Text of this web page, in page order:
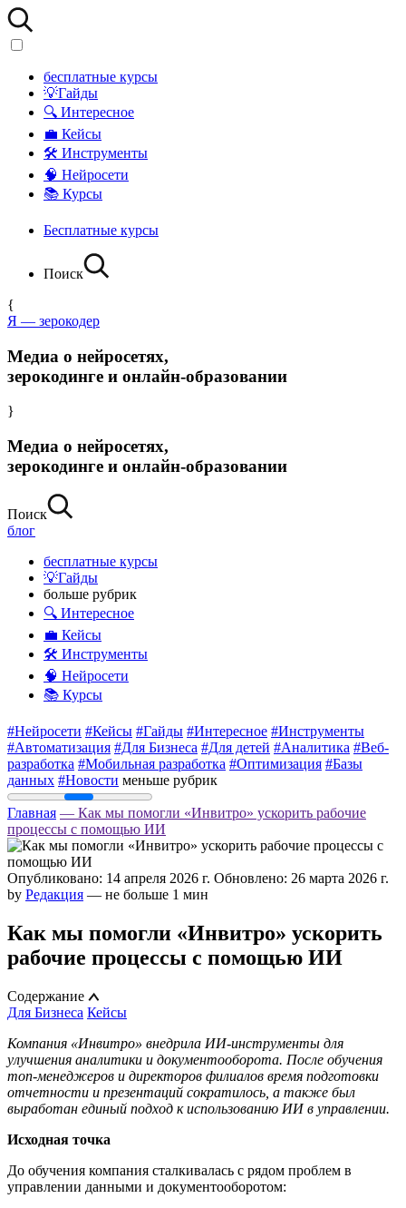
бесплатные курсы
💡Гайды
🔍 Интересное
💼 Кейсы
🛠 Инструменты
🧠 Нейросети
📚 Курсы
Бесплатные курсы
Поиск
{
Я — зерокодер
Медиа о нейросетях,
зерокодинге и онлайн-образовании
}
Медиа о нейросетях,
зерокодинге и онлайн-образовании
Поиск
блог
бесплатные курсы
💡Гайды
больше рубрик
🔍 Интересное
💼 Кейсы
🛠 Инструменты
🧠 Нейросети
📚 Курсы
#Нейросети #Кейсы #Гайды #Интересное #Инструменты
#Автоматизация #Для Бизнеса #Для детей #Аналитика #Веб-
разработка #Мобильная разработка #Оптимизация #Базы
данных #Новости меньше рубрик
Главная — Как мы помогли «Инвитро» ускорить рабочие
процессы с помощью ИИ
Опубликовано: 14 апреля 2026 г. Обновлено: 26 марта 2026 г.
by Редакция — не больше 1 мин
Как мы помогли «Инвитро» ускорить
рабочие процессы с помощью ИИ
Содержание
Для Бизнеса Кейсы
Компания «Инвитро» внедрила ИИ-инструменты для
улучшения аналитики и документооборота. После обучения
топ-менеджеров и директоров филиалов время подготовки
отчетности и презентаций сократилось, а также был
выработан единый подход к использованию ИИ в управлении.
Исходная точка
До обучения компания сталкивалась с рядом проблем в
управлении данными и документооборотом: